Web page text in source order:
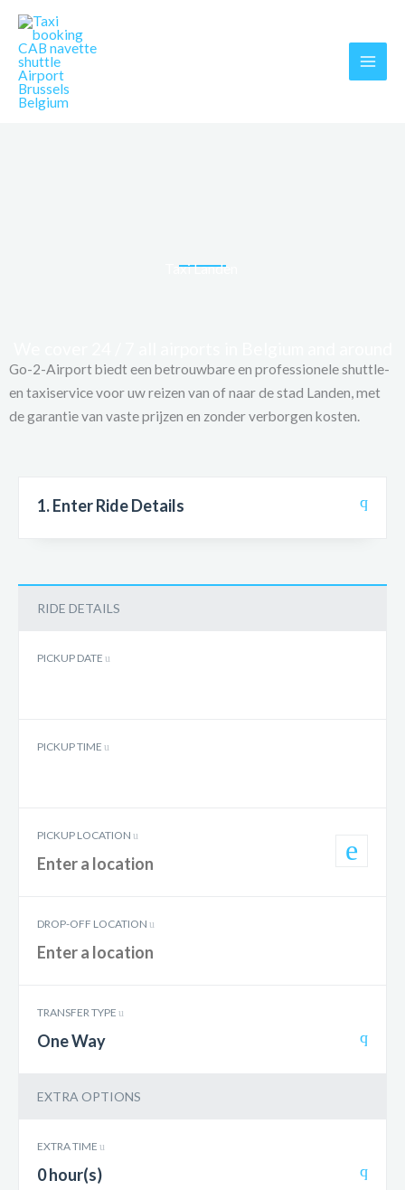
Skip
content
Taxi Landen
Go-2-Airport biedt een betrouwbare en professionele shuttle-
en taxiservice voor uw reizen van of naar de stad Landen, met
de garantie van vaste prijzen en zonder verborgen kosten.
1. Enter Ride Details
RIDE DETAILS
PICKUP DATE
PICKUP TIME
PICKUP LOCATION
DROP-OFF LOCATION
TRANSFER TYPE
One Way
EXTRA OPTIONS
EXTRA TIME
0 hour(s)